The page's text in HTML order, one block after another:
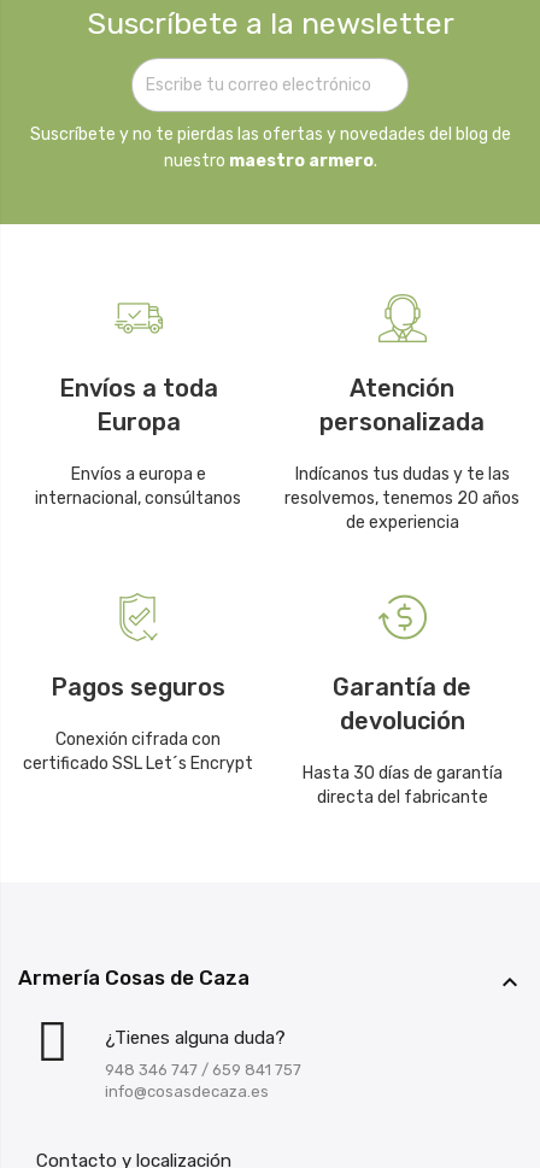
Suscríbete a la newsletter
Suscríbete y no te pierdas las ofertas y novedades del blog de
nuestro maestro armero.
Envíos a toda
Europa
Envíos a europa e
internacional, consúltanos
Atención
personalizada
Indícanos tus dudas y te las
resolvemos, tenemos 20 años
de experiencia
Pagos seguros
Conexión cifrada con
certificado SSL Let´s Encrypt
Garantía de
devolución
Hasta 30 días de garantía
directa del fabricante
Armería Cosas de Caza 
¿Tienes alguna duda?
948 346 747 / 659 841 757
info@cosasdecaza.es
Contacto y localización